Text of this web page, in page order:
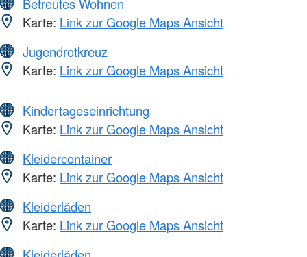
Karte: Link zur Google Maps Ansicht
Jugendrotkreuz
Karte: Link zur Google Maps Ansicht
Kindertageseinrichtung
Karte: Link zur Google Maps Ansicht
Kleidercontainer
Karte: Link zur Google Maps Ansicht
Kleiderläden
Karte: Link zur Google Maps Ansicht